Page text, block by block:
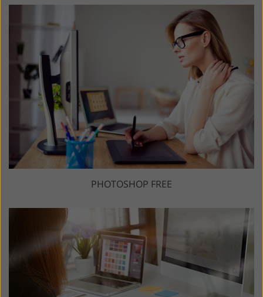
PHOTOSHOP FREE